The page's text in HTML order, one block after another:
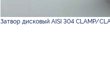
Затвор дисковый AISI 304 CLAMP/